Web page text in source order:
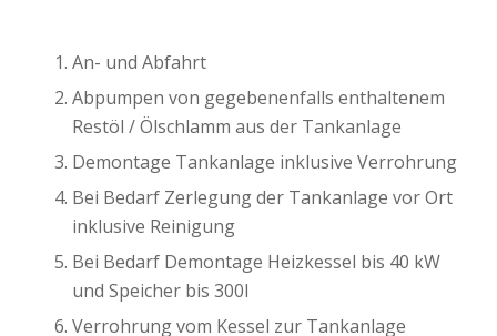
An- und Abfahrt
Abpumpen von gegebenenfalls enthaltenem
Restöl / Ölschlamm aus der Tankanlage
Demontage Tankanlage inklusive Verrohrung
Bei Bedarf Zerlegung der Tankanlage vor Ort
inklusive Reinigung
Bei Bedarf Demontage Heizkessel bis 40 kW
und Speicher bis 300l
Verrohrung vom Kessel zur Tankanlage